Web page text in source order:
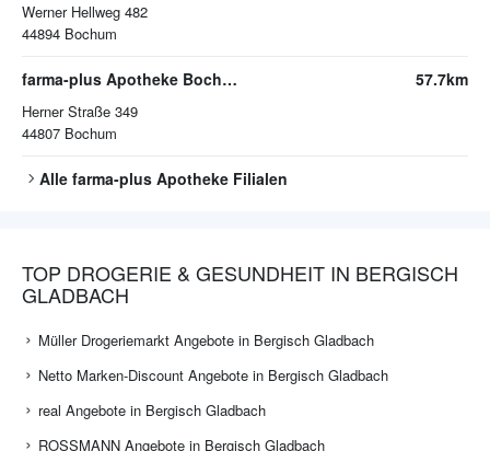
Werner Hellweg 482
44894 Bochum
farma-plus Apotheke Bochum-Riemke
Herner Straße 349
44807 Bochum
57.7km
Alle farma-plus Apotheke Filialen
TOP DROGERIE & GESUNDHEIT IN BERGISCH
GLADBACH
Müller Drogeriemarkt Angebote in Bergisch Gladbach
Netto Marken-Discount Angebote in Bergisch Gladbach
real Angebote in Bergisch Gladbach
ROSSMANN Angebote in Bergisch Gladbach